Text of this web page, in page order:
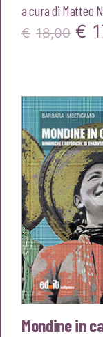
a cura di Matteo
€ 18,00 Il
€
Mondine in